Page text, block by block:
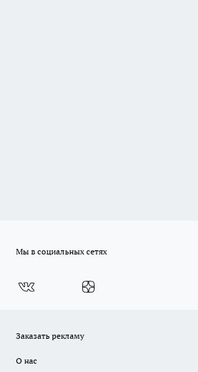
Мы в социальных сетях
Заказать рекламу
О нас